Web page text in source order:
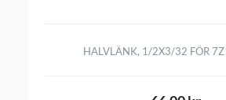
HALVLÄNK, 1/2X3/32 FÖR